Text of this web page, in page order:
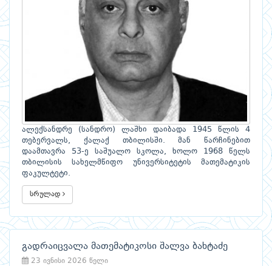
ალექსანდრე (სანდრო) ლაშხი დაიბადა 1945 წლის 4
თებერვალს, ქალაქ თბილისში. მან წარჩინებით
დაამთავრა 53-ე საშუალო სკოლა, ხოლო 1968 წელს
თბილისის სახელმწიფო უნივერსიტეტის მათემატიკის
ფაკულტეტი.
სრულად
გადრაიცვალა მათემატიკოსი შალვა ბახტაძე
23 ივნისი 2026 წელი